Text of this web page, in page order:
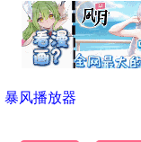
暴风播放器